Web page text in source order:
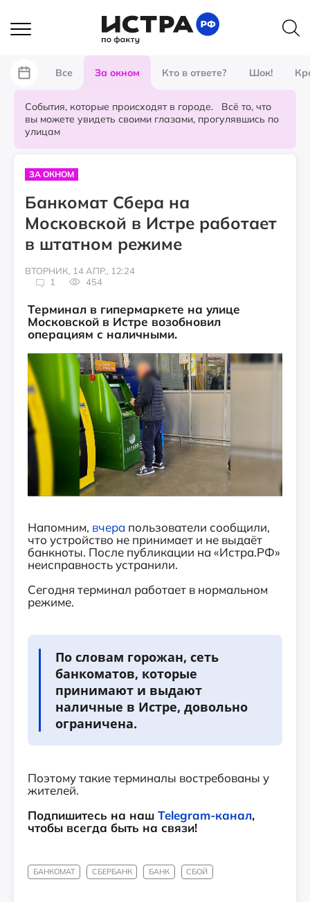
Все За окном Кто в ответе? Шок!
События, которые происходят в городе. Всё то, что
вы можете увидеть своими глазами, прогулявшись по
улицам
ЗА ОКНОМ
Банкомат Сбера на
Московской в Истре работает
в штатном режиме
ВТОРНИК, 14 АПР., 12:24
1
454
Терминал в гипермаркете на улице
Московской в Истре возобновил
операциям с наличными.
Напомним, вчера пользователи сообщили,
что устройство не принимает и не выдаёт
банкноты. После публикации на «Истра.РФ»
неисправность устранили.
Сегодня терминал работает в нормальном
режиме.
По словам горожан, сеть
банкоматов, которые
принимают и выдают
наличные в Истре, довольно
ограничена.
Поэтому такие терминалы востребованы у
жителей.
Подпишитесь на наш Telegram-канал,
чтобы всегда быть на связи!
БАНКОМАТ СБЕРБАНК БАНК СБОЙ